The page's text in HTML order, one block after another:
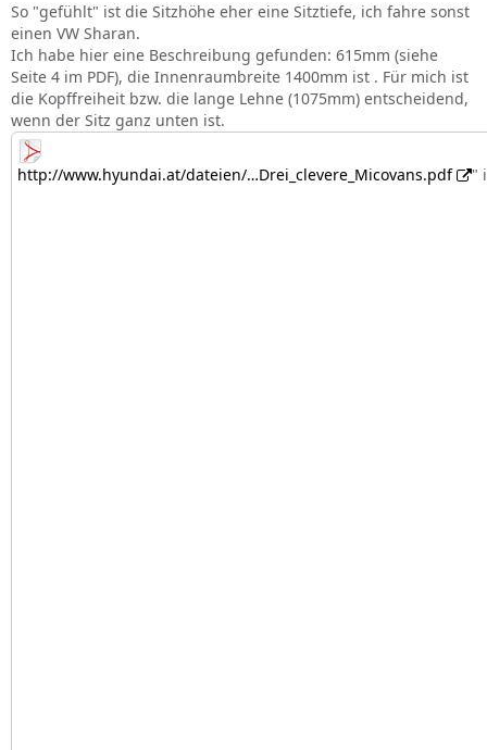
So "gefühlt" ist die Sitzhöhe eher eine Sitztiefe, ich fahre sonst
einen VW Sharan.
Ich habe hier eine Beschreibung gefunden: 615mm (siehe
Seite 4 im PDF), die Innenraumbreite 1400mm ist . Für mich ist
die Kopffreiheit bzw. die lange Lehne (1075mm) entscheidend,
wenn der Sitz ganz unten ist.
http://www.hyundai.at/dateien/…Drei_clevere_Micovans.pdf "